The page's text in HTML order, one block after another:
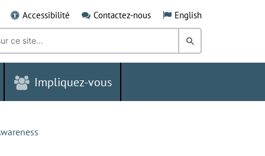
Accessibilité Contactez-nous English
Rechercher
dans
Grand
Impliquez-vous